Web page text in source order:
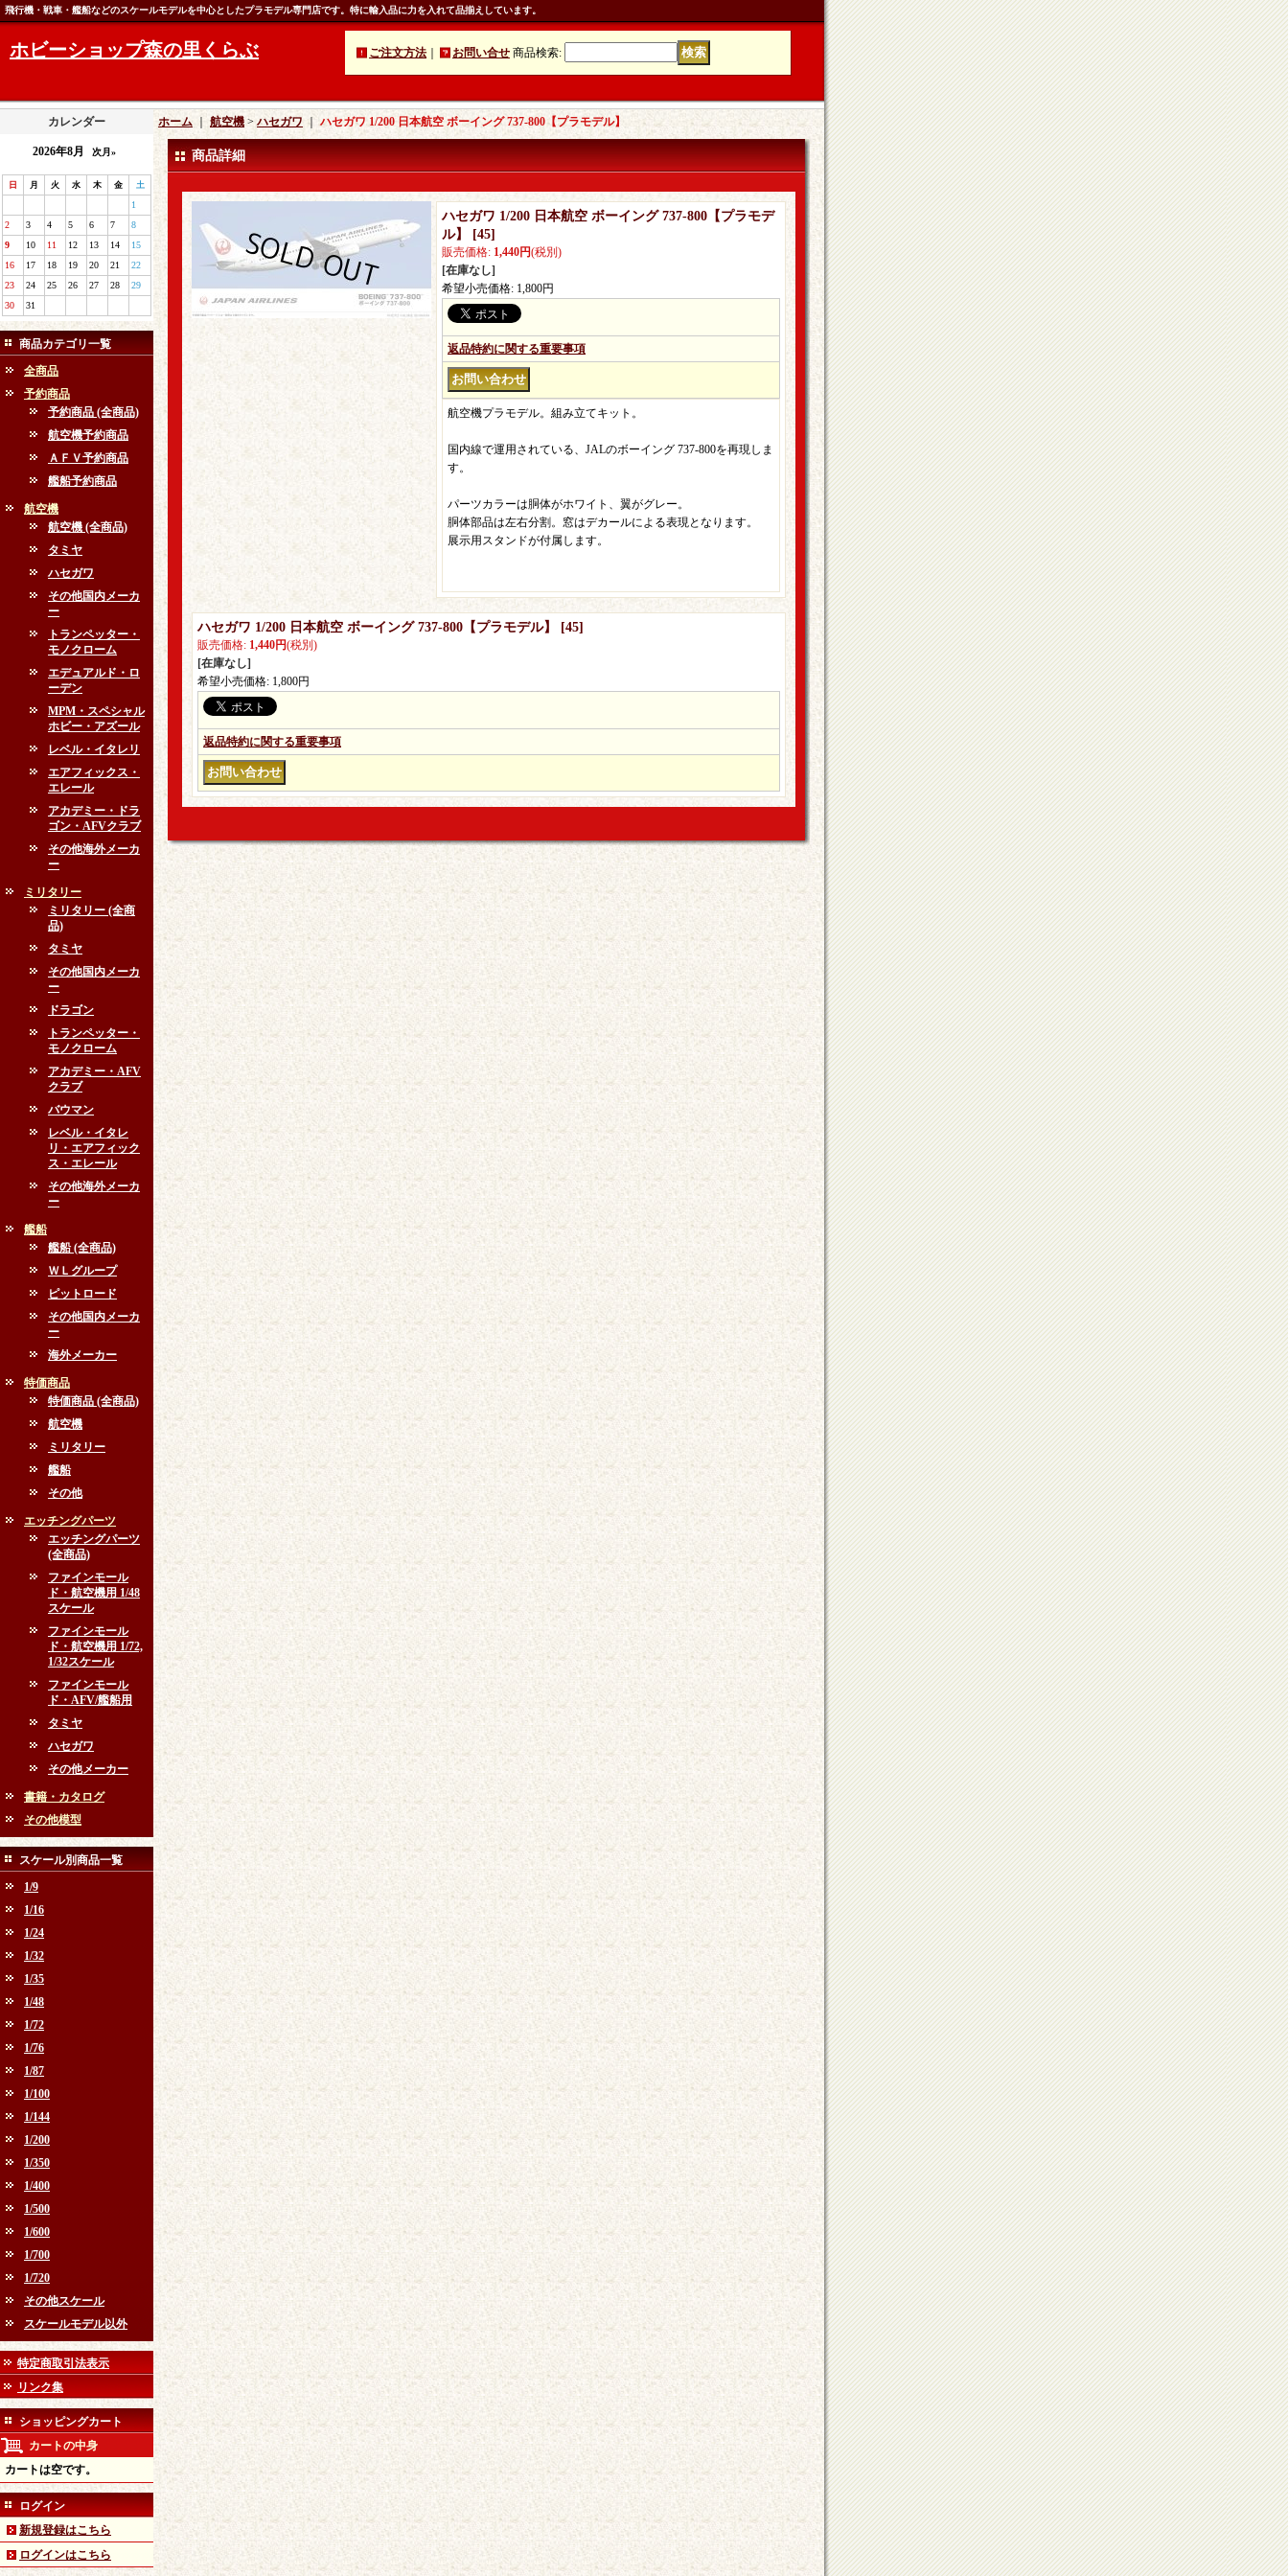
飛行機・戦車・艦船などのスケールモデルを中心としたプラモデル専門店です。特に輸入品に力を入れて品揃えしています。
ホビーショップ森の里くらぶ ご注文方法 お問い合せ 商品検索:
カレンダー
2026年8月 次月»
日 月 火 水 木 金 土
1
2
3 4 5 6 7
8
9
10 11 12 13 14
15
16
17 18 19 20 21
22
23
24 25 26 27 28
29
30
31
商品カテゴリ一覧
全商品
予約商品
予約商品 (全商品)
航空機予約商品
ＡＦＶ予約商品
艦船予約商品
航空機
航空機 (全商品)
タミヤ
ハセガワ
その他国内メーカ
ー
トランペッター・
モノクローム
エデュアルド・ロ
ーデン
MPM・スペシャル
ホビー・アズール
レベル・イタレリ
エアフィックス・
エレール
アカデミー・ドラ
ゴン・AFVクラブ
その他海外メーカ
ー
ミリタリー
ミリタリー (全商
品)
タミヤ
その他国内メーカ
ー
ドラゴン
トランペッター・
モノクローム
アカデミー・AFV
クラブ
バウマン
レベル・イタレ
リ・エアフィック
ス・エレール
その他海外メーカ
ー
艦船
艦船 (全商品)
ＷＬグループ
ピットロード
その他国内メーカ
ー
海外メーカー
特価商品
特価商品 (全商品)
航空機
ミリタリー
艦船
その他
エッチングパーツ
エッチングパーツ
(全商品)
ファインモール
ド・航空機用 1/48
スケール
ファインモール
ド・航空機用 1/72,
1/32スケール
ファインモール
ド・AFV/艦船用
タミヤ
ハセガワ
その他メーカー
書籍・カタログ
その他模型
スケール別商品一覧
1/9
1/16
1/24
1/32
1/35
1/48
1/72
1/76
1/87
1/100
1/144
1/200
1/350
1/400
1/500
1/600
1/700
1/720
その他スケール
スケールモデル以外
特定商取引法表示
リンク集
ショッピングカート
カートの中身
カートは空です。
ログイン
新規登録はこちら
ログインはこちら
ホーム 航空機 >ハセガワ ｜ハセガワ 1/200 日本航空 ボーイング 737-800【プラモデル】
商品詳細
ハセガワ 1/200 日本航空 ボーイング 737-800【プラモデ
ル】
[45]
販売価格: 1,440円(税別)
[在庫なし]
希望小売価格: 1,800円
返品特約に関する重要事項
航空機プラモデル。組み立てキット。
国内線で運用されている、JALのボーイング 737-800を再現しま
す。
パーツカラーは胴体がホワイト、翼がグレー。
胴体部品は左右分割。窓はデカールによる表現となります。
展示用スタンドが付属します。
ハセガワ 1/200 日本航空 ボーイング 737-800【プラモデル】 [45]
販売価格: 1,440円(税別)
[在庫なし]
希望小売価格: 1,800円
返品特約に関する重要事項